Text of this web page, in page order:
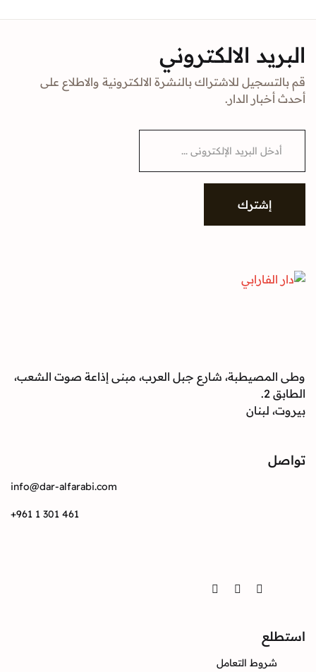
البريد الالكتروني
قم بالتسجيل للاشتراك بالنشرة الالكترونية والاطلاع على
أحدث أخبار الدار.
i
إشترك
وطى المصيطبة، شارع جبل العرب، مبنى إذاعة صوت الشعب،
الطابق 2.
بيروت، لبنان
تواصل
info@dar-alfarabi.com
+961 1 301 461
Facebook
Instagram
Twitter
استطلع
شروط التعامل